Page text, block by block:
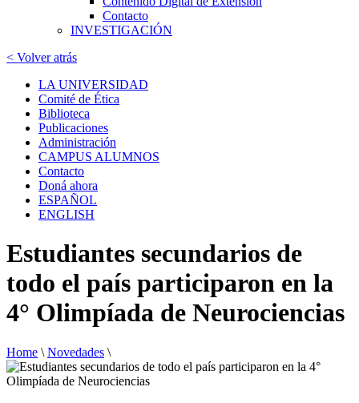
Contacto
INVESTIGACIÓN
< Volver atrás
LA UNIVERSIDAD
Comité de Ética
Biblioteca
Publicaciones
Administración
CAMPUS ALUMNOS
Contacto
Doná ahora
ESPAÑOL
ENGLISH
Estudiantes secundarios de
todo el país participaron en la
4° Olimpíada de Neurociencias
Home \ Novedades \